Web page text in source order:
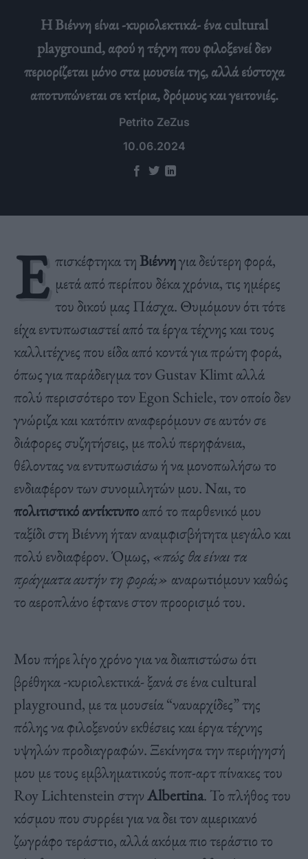
Η Βιέννη είναι -κυριολεκτικά- ένα cultural
playground, αφού η τέχνη που φιλοξενεί δεν
περιορίζεται μόνο στα μουσεία της, αλλά εύστοχα
αποτυπώνεται σε κτίρια, δρόμους και γειτονιές.
Petrito ZeZus
10.06.2024
Ε πισκέφτηκα τηΒιέννηγια δεύτερη φορά,
μετά από περίπου δέκα χρόνια, τις ημέρες
του δικού μας Πάσχα. Θυμόμουν ότι τότε
είχα εντυπωσιαστεί από τα έργα τέχνης και τους
καλλιτέχνες που είδα από κοντά για πρώτη φορά,
όπως για παράδειγμα τον Gustav Klimt αλλά
πολύ περισσότερο τον Egon Schiele, τον οποίο δεν
γνώριζα και κατόπιν αναφερόμουν σε αυτόν σε
διάφορες συζητήσεις, με πολύ περηφάνεια,
θέλοντας να εντυπωσιάσω ή να μονοπωλήσω το
ενδιαφέρον των συνομιλητών μου. Ναι, το
πολιτιστικό αντίκτυποαπό το παρθενικό μου
ταξίδι στη Βιέννη ήταν αναμφισβήτητα μεγάλο και
πολύ ενδιαφέρον. Όμως, «πώς θα είναι τα
πράγματα αυτήν τη φορά;» αναρωτιόμουν καθώς
το αεροπλάνο έφτανε στον προορισμό του.
Μου πήρε λίγο χρόνο για να διαπιστώσω ότι
βρέθηκα -κυριολεκτικά- ξανά σε ένα cultural
playground, με τα μουσεία “ναυαρχίδες” της
πόλης να φιλοξενούν εκθέσεις και έργα τέχνης
υψηλών προδιαγραφών. Ξεκίνησα την περιήγησή
μου με τους εμβληματικούς ποπ-αρτ πίνακες του
Roy Lichtenstein στηνAlbertina. Το πλήθος του
κόσμου που συρρέει για να δει τον αμερικανό
ζωγράφο τεράστιο, αλλά ακόμα πιο τεράστιο το